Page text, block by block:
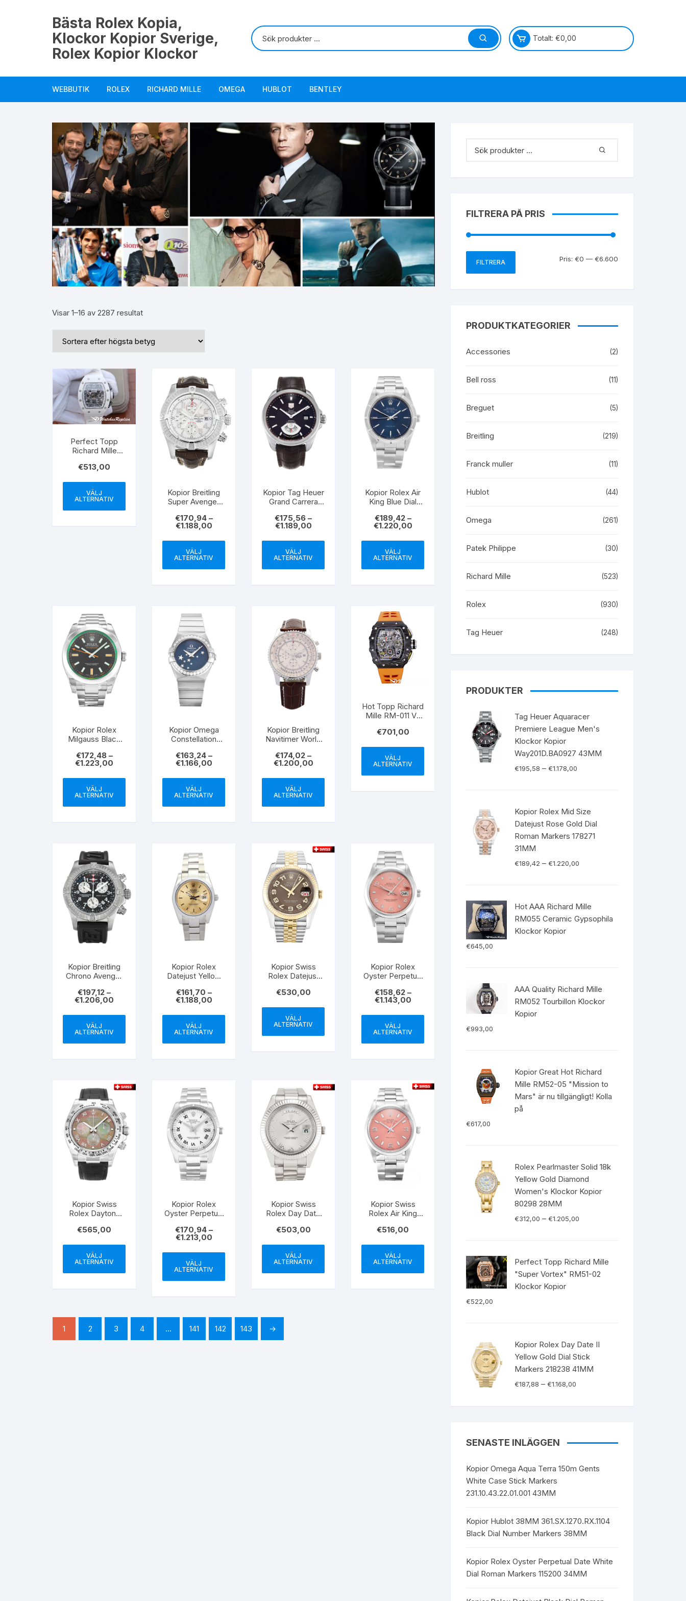
Bästa Rolex Kopia,
Klockor Kopior Sverige,
Rolex Kopior Klockor
Totalt: €0,00
WEBBUTIK ROLEX RICHARD MILLE OMEGA HUBLOT BENTLEY
Visar 1–16 av 2287 resultat
Perfect Topp
Richard Mille
Klockor Kopior
€513,00
VÄLJ
ALTERNATIV
Kopior Breitling
Super Avenger
Läderrem A13370
48,4MM
€170,94–
€1.188,00
VÄLJ
ALTERNATIV
Kopior Tag Heuer
Grand Carrera
Black Dial Stick
Markers 40.2MM
€175,56 –
€1.189,00
VÄLJ
ALTERNATIV
Kopior Rolex Air
King Blue Dial
14010m 36MM
€189,42–
€1.220,00
VÄLJ
ALTERNATIV
Kopior Rolex
Milgauss Black
Markers 116400
GV 40MM
€172,48–
€1.223,00
VÄLJ
ALTERNATIV
Kopior Omega
Constellation
White Case
123.15.24.60.03.0
€163,24–
€1.166,00
VÄLJ
ALTERNATIV
Kopior Breitling
Navitimer World
Stick Markers
A24322 46MM
€174,02 –
€1.200,00
VÄLJ
ALTERNATIV
Hot Topp Richard
Mille RM-011 V2
version av Forged
Series [Original
Carbon Fiber
€701,00
VÄLJ
ALTERNATIV
Kopior Breitling
Chrono Avenger
Number Markers
E73360 46MM
€197,12 –
€1.206,00
VÄLJ
ALTERNATIV
Kopior Rolex
Datejust Yellow
Markers 16013
36MM
€161,70 –
€1.188,00
VÄLJ
ALTERNATIV
Kopior Swiss
Rolex Datejust
€530,00
VÄLJ
ALTERNATIV
Kopior Rolex
Oyster Perpetual
Dial White Case
15200 34MM
€158,62–
€1.143,00
VÄLJ
ALTERNATIV
Kopior Swiss
Rolex Daytona
€565,00
VÄLJ
ALTERNATIV
Kopior Rolex
Oyster Perpetual
Roman Markers
115210 34MM
€170,94–
€1.213,00
VÄLJ
ALTERNATIV
Kopior Swiss
Rolex Day Date
€503,00
VÄLJ
ALTERNATIV
Kopior Swiss
Rolex Air King
€516,00
VÄLJ
ALTERNATIV
1 2 3 4 … 141 142 143 →
FILTRERA PÅ PRIS
FILTRERA Pris: €0 — €6.600
PRODUKTKATEGORIER
Accessories (2)
Bell ross (11)
Breguet (5)
Breitling (219)
Franck muller (11)
Hublot (44)
Omega (261)
Patek Philippe (30)
Richard Mille (523)
Rolex (930)
Tag Heuer (248)
PRODUKTER
Tag Heuer Aquaracer
Premiere League Men's
Klockor Kopior
Way201D.BA0927 43MM
€195,58 – €1.178,00
Kopior Rolex Mid Size
Datejust Rose Gold Dial
Roman Markers 178271
31MM
€189,42 – €1.220,00
Hot AAA Richard Mille
RM055 Ceramic Gypsophila
Klockor Kopior
€645,00
AAA Quality Richard Mille
RM052 Tourbillon Klockor
Kopior
€993,00
Kopior Great Hot Richard
Mille RM52-05 "Mission to
Mars" är nu tillgängligt! Kolla
på
€617,00
Rolex Pearlmaster Solid 18k
Yellow Gold Diamond
Women's Klockor Kopior
80298 28MM
€312,00 – €1.205,00
Perfect Topp Richard Mille
"Super Vortex" RM51-02
Klockor Kopior
€522,00
Kopior Rolex Day Date II
Yellow Gold Dial Stick
Markers 218238 41MM
€187,88 – €1.168,00
SENASTE INLÄGGEN
Kopior Omega Aqua Terra 150m Gents
White Case Stick Markers
231.10.43.22.01.001 43MM
Kopior Hublot 38MM 361.SX.1270.RX.1104
Black Dial Number Markers 38MM
Kopior Rolex Oyster Perpetual Date White
Dial Roman Markers 115200 34MM